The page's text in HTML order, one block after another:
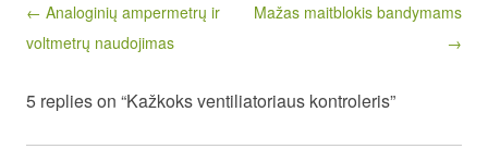
Post navigation
← Analoginių ampermetrų ir
voltmetrų naudojimas
Mažas maitblokis bandymams
→
5 replies on “Kažkoks ventiliatoriaus kontroleris”